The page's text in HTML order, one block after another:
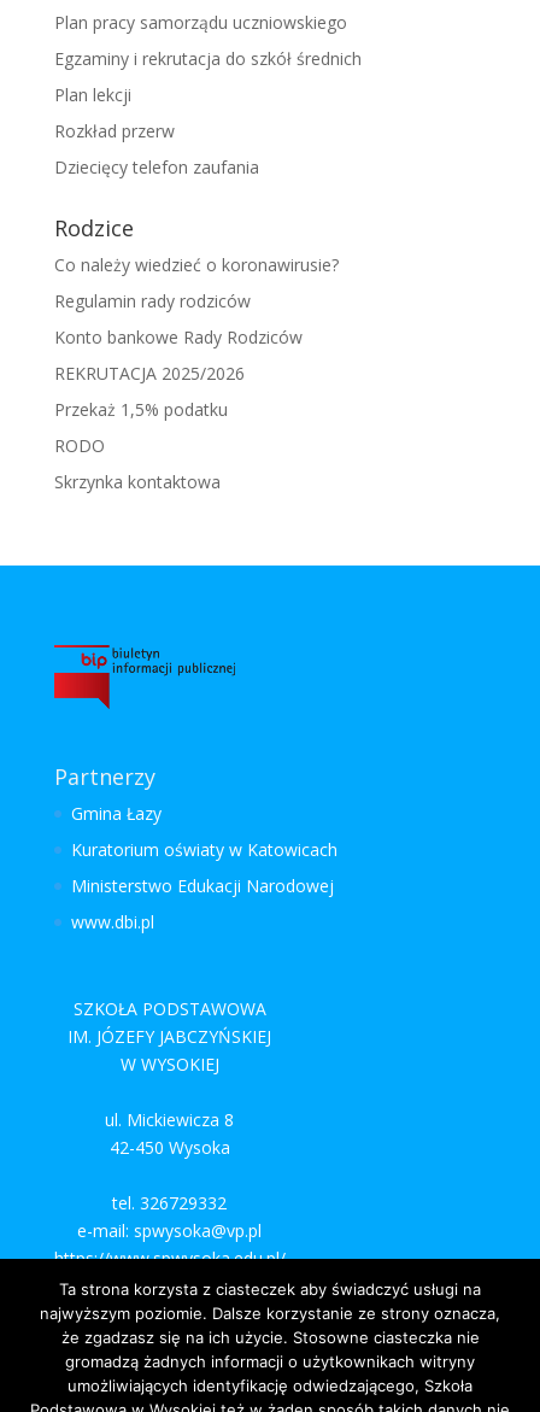
Plan pracy samorządu uczniowskiego
Egzaminy i rekrutacja do szkół średnich
Plan lekcji
Rozkład przerw
Dziecięcy telefon zaufania
Rodzice
Co należy wiedzieć o koronawirusie?
Regulamin rady rodziców
Konto bankowe Rady Rodziców
REKRUTACJA 2025/2026
Przekaż 1,5% podatku
RODO
Skrzynka kontaktowa
Partnerzy
Gmina Łazy
Kuratorium oświaty w Katowicach
Ministerstwo Edukacji Narodowej
www.dbi.pl
SZKOŁA PODSTAWOWA
IM. JÓZEFY JABCZYŃSKIEJ
W WYSOKIEJ
ul. Mickiewicza 8
42-450 Wysoka
tel. 326729332
e-mail: spwysoka@vp.pl
https://www.spwysoka.edu.pl/
Ta strona korzysta z ciasteczek aby świadczyć usługi na
najwyższym poziomie. Dalsze korzystanie ze strony oznacza,
że zgadzasz się na ich użycie. Stosowne ciasteczka nie
gromadzą żadnych informacji o użytkownikach witryny
umożliwiających identyfikację odwiedzającego, Szkoła